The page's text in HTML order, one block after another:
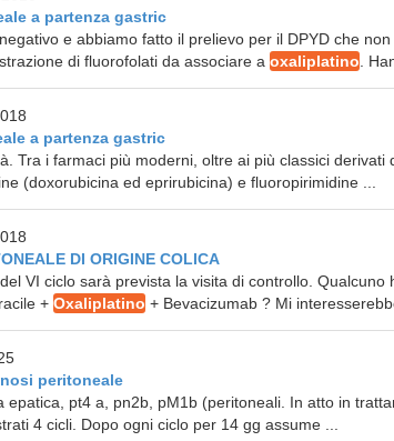
a partenza gastric
e abbiamo fatto il prelievo per il DPYD che
di fluorofolati da associare a oxaliplatino .
a partenza gastric
Tra i farmaci più moderni, oltre ai più classici derivati
(doxorubicina ed eprirubicina) e fluoropirimidine ...
DI ORIGINE COLICA
VI ciclo sarà prevista la visita di controllo.
+ Oxaliplatino + Bevacizumab ? Mi
peritoneale
epatica, pt4 a, pn2b, pM1b (peritoneali. In atto in
4 cicli. Dopo ogni ciclo per 14 gg assume ...